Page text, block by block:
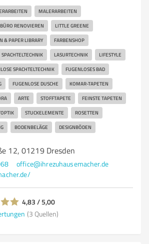
MALERARBEITEN
BÜRO RENOVIEREN LITTLE GREENE
& PAPER LIBRARY FARBENSHOP
SPACHTELTECHNIK LASURTECHNIK LIFESTYLE
SPACHTELTECHNIK FUGENLOSES BAD
FUGENLOSE DUSCHE KOMAR-TAPETEN
ARTE STOFFTAPETE FEINSTE TAPETEN
STUCKELEMENTE ROSETTEN
BODENBELÄGE DESIGNBÖDEN
12, 01219 Dresden
office@ihrezuhausemacher.de
4,83 / 5,00
(3 Quellen)